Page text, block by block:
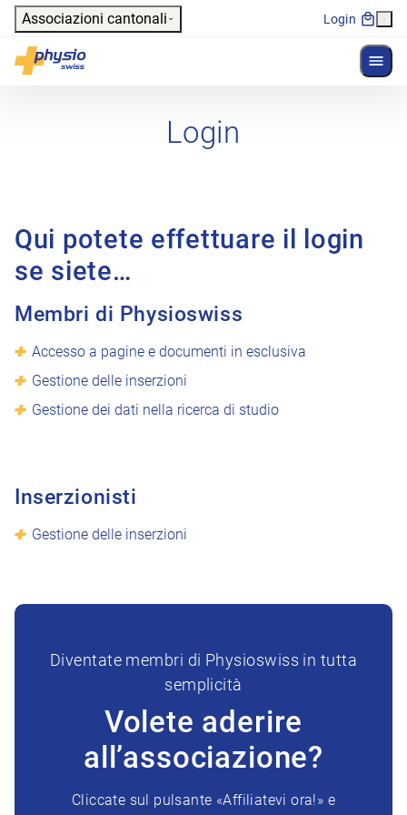
Header
Associazioni cantonali Login
Physioswiss
Navigazione principale
Login
Qui potete effettuare il login
se siete…
Membri di Physioswiss
Accesso a pagine e documenti in esclusiva
Gestione delle inserzioni
Gestione dei dati nella ricerca di studio
Inserzionisti
Gestione delle inserzioni
Diventate membri di Physioswiss in tutta
semplicità
Volete aderire
all’associazione?
Cliccate sul pulsante «Affiliatevi ora!» e